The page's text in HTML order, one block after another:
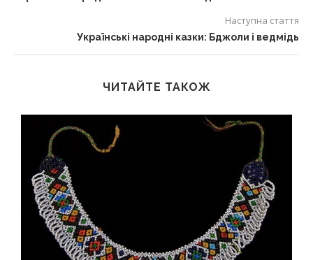
Наступна стаття
Українські народні казки: Бджоли і ведмідь
ЧИТАЙТЕ ТАКОЖ